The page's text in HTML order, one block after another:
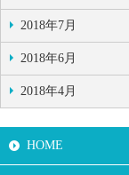
2018年7月
2018年6月
2018年4月
HOME